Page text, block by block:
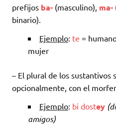
prefijos ba- (masculino), ma-
binario).
Ejemplo: te =
mujer
– El plural de los sustantivos
opcionalmente, con el
Ejemplo: bi dostey
amigos)